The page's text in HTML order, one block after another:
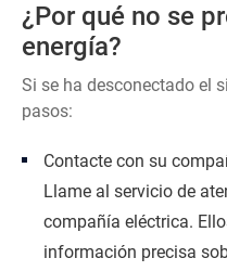
¿Por qué no se
energía?
Si se ha desconectado el
pasos:
Contacte con su
Llame al servicio de
compañía eléctrica.
información precisa